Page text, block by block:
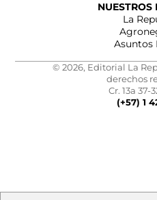
NUESTROS
La
Asuntos
© 2026, Editorial La
derechos
Cr. 13a 37-
(+57) 1